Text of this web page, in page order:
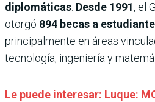
diplomáticas. Desde 1991, el
otorgó 894 becas a
principalmente en áreas
tecnología, ingeniería y
Le puede interesar: Luque: